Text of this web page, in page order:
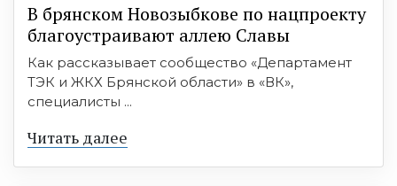
В брянском Новозыбкове по нацпроекту
благоустраивают аллею Славы
Как рассказывает сообщество «Департамент
ТЭК и ЖКХ Брянской области» в «ВК»,
специалисты ...
Читать далее